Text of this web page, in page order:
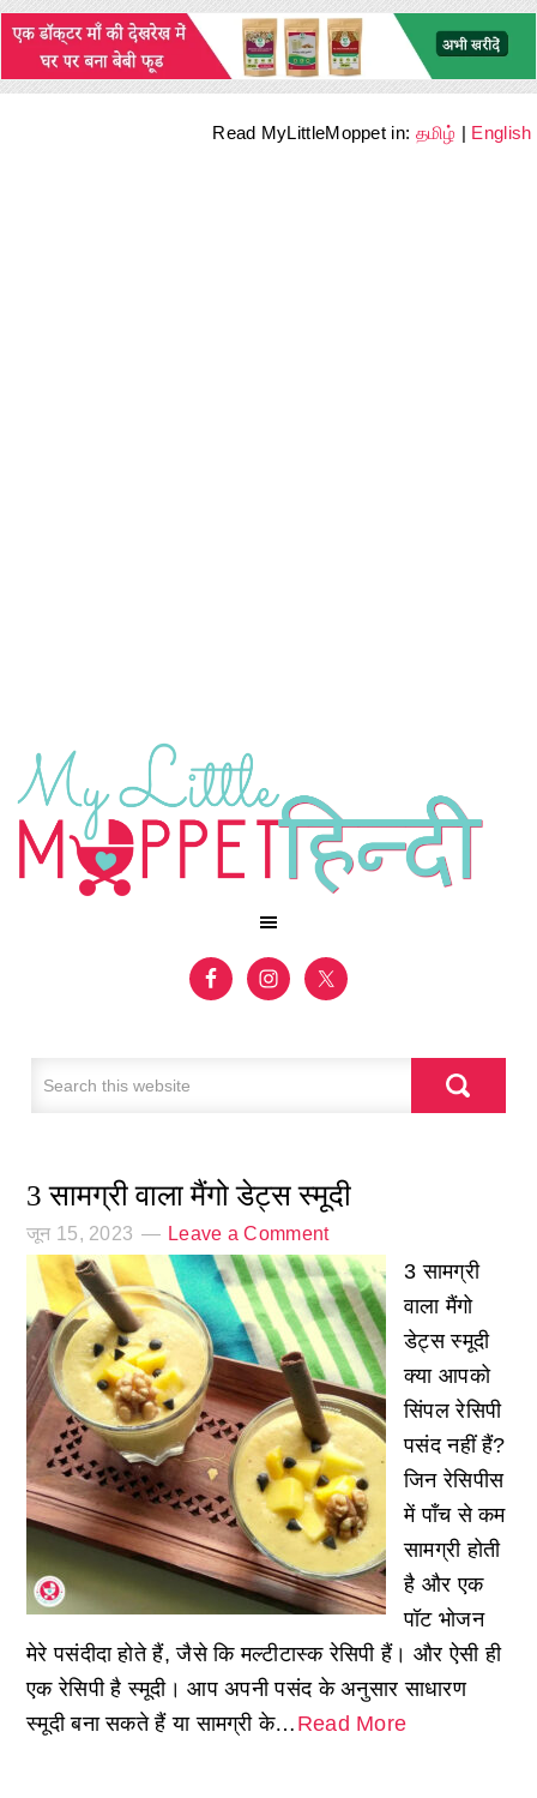
Read MyLittleMoppet in: தமிழ் | English
3 सामग्री वाला मैंगो डेट्स स्मूदी
जून 15, 2023 Leave a Comment
3 सामग्री
वाला मैंगो
डेट्स स्मूदी
क्या आपको
सिंपल रेसिपी
पसंद नहीं हैं?
जिन रेसिपीस
में पाँच से कम
सामग्री होती
है और एक
पॉट भोजन
मेरे पसंदीदा होते हैं, जैसे कि मल्टीटास्क रेसिपी हैं। और ऐसी ही
एक रेसिपी है स्मूदी। आप अपनी पसंद के अनुसार साधारण
स्मूदी बना सकते हैं या सामग्री के… Read More